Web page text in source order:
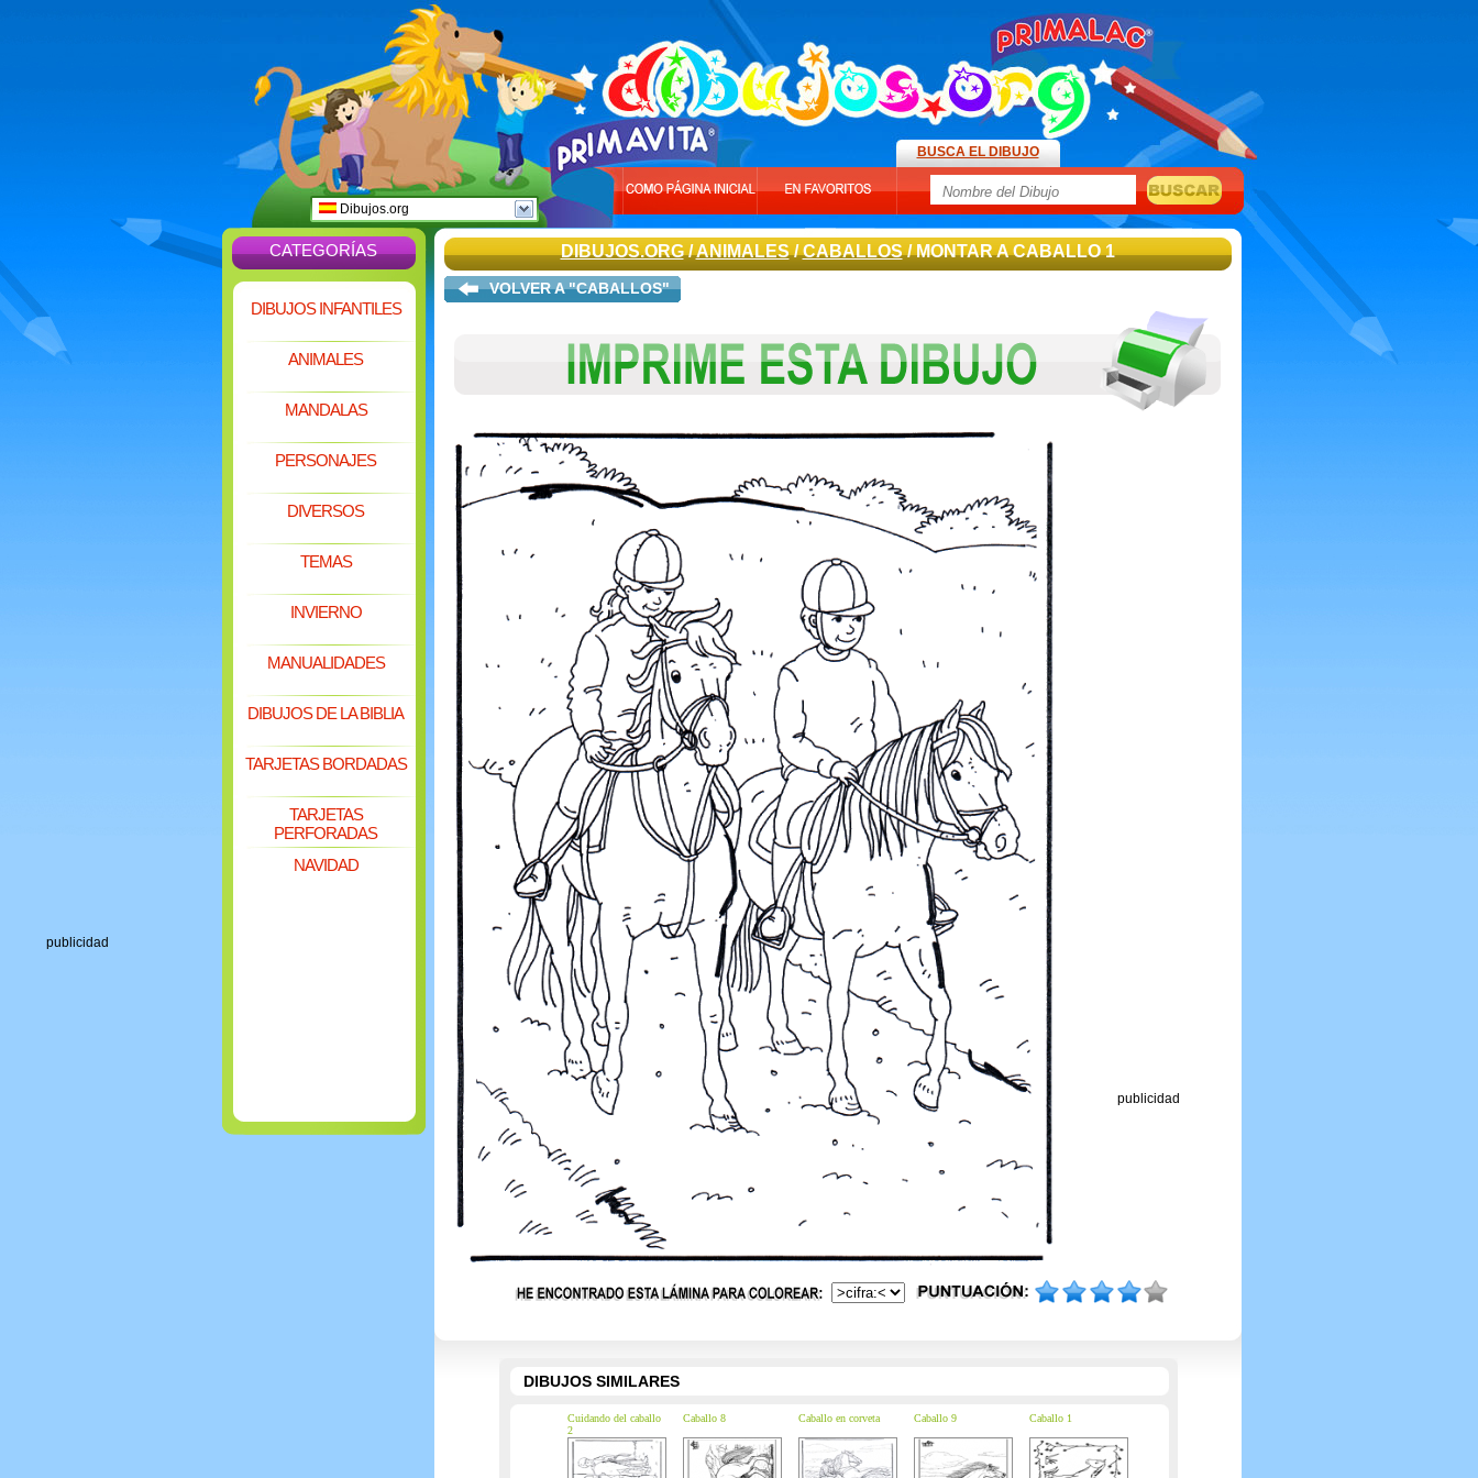
publicidad
Dibujos.org
BUSCA EL DIBUJO
CATEGORÍAS
DIBUJOS INFANTILES
ANIMALES
MANDALAS
PERSONAJES
DIVERSOS
TEMAS
INVIERNO
MANUALIDADES
DIBUJOS DE LA BIBLIA
TARJETAS BORDADAS
TARJETAS
PERFORADAS
NAVIDAD
DIBUJOS.ORG/ANIMALES/CABALLOS/ MONTAR A CABALLO 1
VOLVER A "CABALLOS"
publicidad
DIBUJOS SIMILARES
Cuidando del caballo
2
Caballo 8 Caballo en corveta Caballo 9 Caballo 1